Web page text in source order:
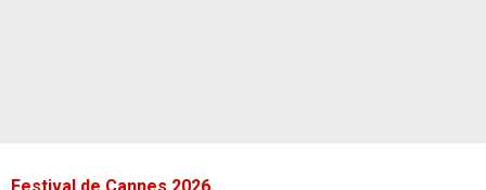
Festival de Cannes 2026